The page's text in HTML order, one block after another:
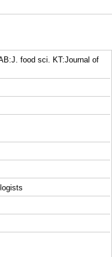
food sci. KT:Journal of